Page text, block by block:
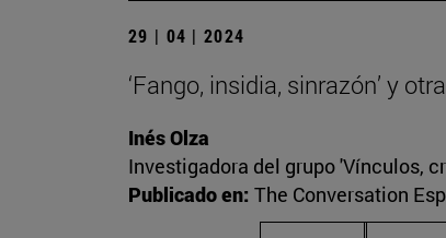
29 | 04 | 2024
‘Fango, insidia, sinrazón’ y
Inés Olza
Investigadora del grupo 'Vínculos,
Publicado en: The Conversation